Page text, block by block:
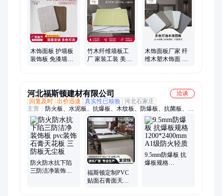
木饰面板 护墙板
装饰板 免漆墙体
竹木纤维墙板工
厂 家装工装 美观
木饰面板厂家 纤
维木塑木饰面 卧
河北福斯顿建材有限公司
洽谈
回复及时 出价迅速 真实性已核验 河北石家庄
主营： 防火板、水泥板、抗爆板、木纹板、防爆板、抗菌板、硅
酸钙板、无机预涂板、无机预涂冰火板
防火防水抗下陷
三防洁净装饰板
福斯顿定制PVC
贴面石膏面天花
9.5mm防爆板 抗
爆板规格